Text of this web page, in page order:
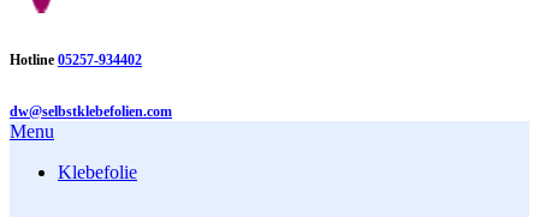
Hotline 05257-934402
dw@selbstklebefolien.com
Menu
Klebefolie